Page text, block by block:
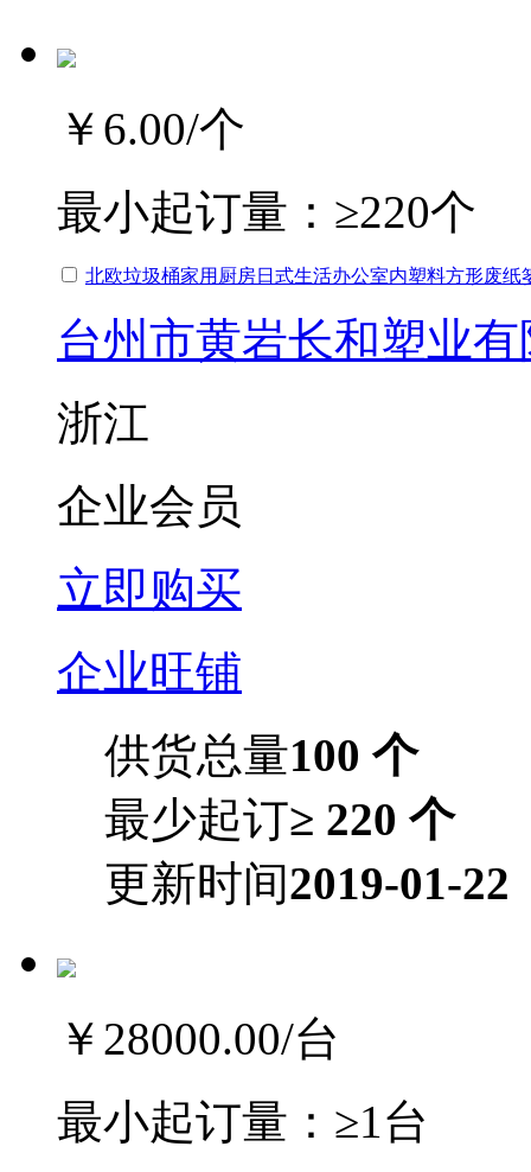
￥6.00/个
最小起订量： ≥220个
北欧垃圾桶家用厨房日式生活办公室内塑料方形废纸
台州市黄岩长和塑业
浙江
企业会员
立即购买
企业旺铺
供货总量100 个
最少起订≥ 220 个
更新时间2019-01-22
￥28000.00/台
最小起订量： ≥1台